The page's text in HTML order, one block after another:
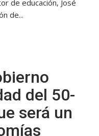
de educación, José
de...
del 50-
será un